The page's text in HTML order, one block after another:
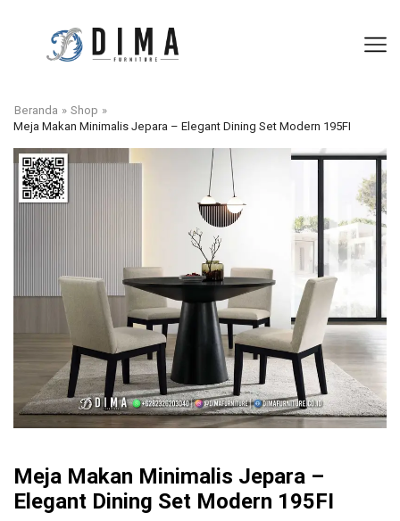
Beranda » Shop »
Meja Makan Minimalis Jepara – Elegant Dining Set Modern 195FI
Meja Makan Minimalis Jepara –
Elegant Dining Set Modern 195FI